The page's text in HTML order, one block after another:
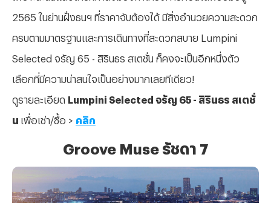
2565 ในย่านฝั่งธนฯ ที่ราคาจับต้องได้ มีสิ่งอำนวยความสะดวก
ครบตามมาตรฐานและการเดินทางที่สะดวกสบาย Lumpini
Selected จรัญ 65 - สิรินธร สเตชั่น ก็คงจะเป็นอีกหนึ่งตัว
เลือกที่มีความน่าสนใจเป็นอย่างมากเลยทีเดียว!
ดูรายละเอียด Lumpini Selected จรัญ 65 - สิรินธร สเตชั่
น เพื่อเช่า/ซื้อ > คลิก
Groove Muse รัชดา 7